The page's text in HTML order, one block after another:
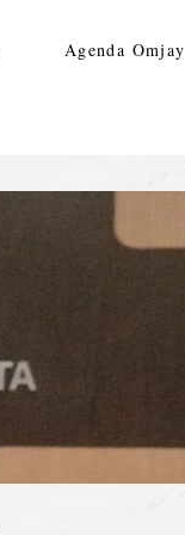
Agenda Omjay